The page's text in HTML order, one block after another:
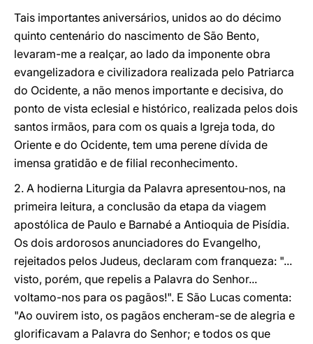
Tais importantes aniversários, unidos ao do décimo
quinto centenário do nascimento de São Bento,
levaram-me a realçar, ao lado da imponente obra
evangelizadora e civilizadora realizada pelo Patriarca
do Ocidente, a não menos importante e decisiva, do
ponto de vista eclesial e histórico, realizada pelos dois
santos irmãos, para com os quais a Igreja toda, do
Oriente e do Ocidente, tem uma perene dívida de
imensa gratidão e de filial reconhecimento.
2. A hodierna Liturgia da Palavra apresentou-nos, na
primeira leitura, a conclusão da etapa da viagem
apostólica de Paulo e Barnabé a Antioquia de Pisídia.
Os dois ardorosos anunciadores do Evangelho,
rejeitados pelos Judeus, declaram com franqueza: "...
visto, porém, que repelis a Palavra do Senhor...
voltamo-nos para os pagãos!". E São Lucas comenta:
"Ao ouvirem isto, os pagãos encheram-se de alegria e
glorificavam a Palavra do Senhor; e todos os que